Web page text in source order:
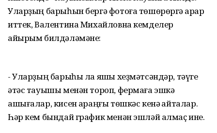
Уларҙың барыһын бергә фотоға төшөрөргә ҡарар
иттек, Валентина Михайловна кемделер
айырым билдәләмәне:
- Уларҙың барыһы ла яҡшы хеҙмәтсәндәр, тәүге
әтәс тауышы менән тороп, фермаға эшкә
ашығалар, кисен ҡараңғы төшкәс кенә ҡайталар.
Һәр кем бындай график менән эшләй алмаҫ ине.